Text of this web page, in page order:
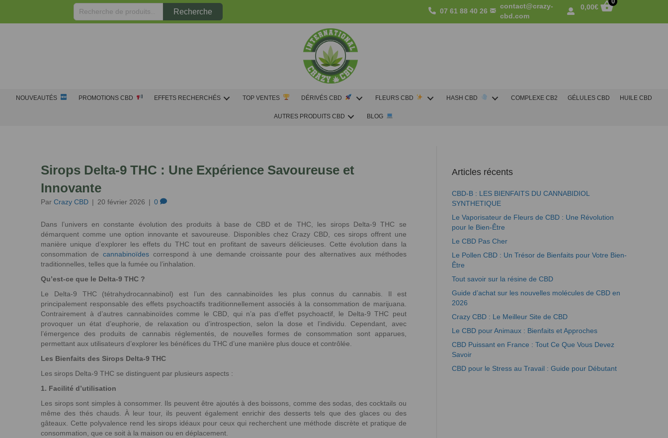
Recherche
pour :
Recherche 07 61 88 40 26
contact@crazy-
cbd.com
0,00€
NOUVEAUTÉS PROMOTIONS CBD EFFETS RECHERCHÉS TOP VENTES DÉRIVÉS CBD FLEURS CBD HASH CBD COMPLEXE CB2 GÉLULES CBD HUILE CBD
AUTRES PRODUITS CBD BLOG
Sirops Delta-9 THC : Une Expérience Savoureuse et
Innovante
ParCrazy CBD | 20 février 2026 | 0
Dans l’univers en constante évolution des produits à base de CBD et de THC, les sirops Delta-9 THC se
démarquent comme une option innovante et savoureuse. Disponibles chez Crazy CBD, ces sirops offrent une
manière unique d’explorer les effets du THC tout en profitant de saveurs délicieuses. Cette évolution dans la
consommation de cannabinoïdescorrespond à une demande croissante pour des alternatives aux méthodes
traditionnelles, telles que la fumée ou l’inhalation.
Qu’est-ce que le Delta-9 THC ?
Le Delta-9 THC (tétrahydrocannabinol) est l’un des cannabinoïdes les plus connus du cannabis. Il est
principalement responsable des effets psychoactifs traditionnellement associés à la consommation de marijuana.
Contrairement à d’autres cannabinoïdes comme le CBD, qui n’a pas d’effet psychoactif, le Delta-9 THC peut
provoquer un état d’euphorie, de relaxation ou d’introspection, selon la dose et l’individu. Cependant, avec
l’émergence des produits de cannabis réglementés, de nouvelles formes de consommation sont apparues,
permettant aux utilisateurs d’explorer les bénéfices du THC d’une manière plus douce et contrôlée.
Les Bienfaits des Sirops Delta-9 THC
Les sirops Delta-9 THC se distinguent par plusieurs aspects :
1. Facilité d’utilisation
Les sirops sont simples à consommer. Ils peuvent être ajoutés à des boissons, comme des sodas, des cocktails ou
même des thés chauds. À leur tour, ils peuvent également enrichir des desserts tels que des glaces ou des
gâteaux. Cette polyvalence rend les sirops idéaux pour ceux qui recherchent une méthode discrète et pratique de
consommation, que ce soit à la maison ou en déplacement.
Articles récents
CBD-B : LES BIENFAITS DU CANNABIDIOL
SYNTHETIQUE
Le Vaporisateur de Fleurs de CBD : Une Révolution
pour le Bien-Être
Le CBD Pas Cher
Le Pollen CBD : Un Trésor de Bienfaits pour Votre Bien-
Être
Tout savoir sur la résine de CBD
Guide d’achat sur les nouvelles molécules de CBD en
2026
Crazy CBD : Le Meilleur Site de CBD
Le CBD pour Animaux : Bienfaits et Approches
CBD Puissant en France : Tout Ce Que Vous Devez
Savoir
CBD pour le Stress au Travail : Guide pour Débutant